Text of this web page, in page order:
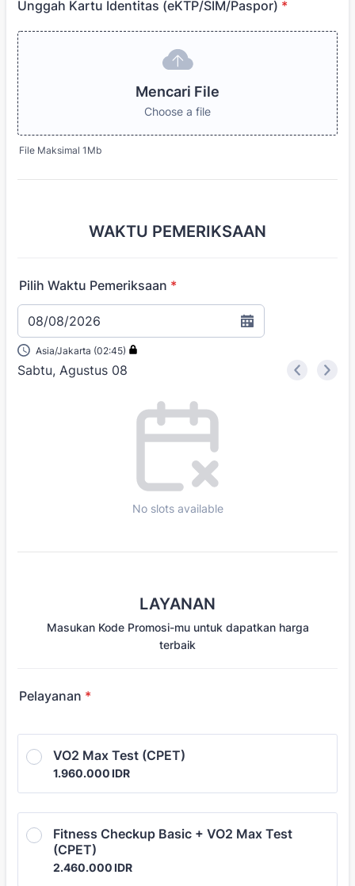
Unggah Kartu Identitas (eKTP/SIM/Paspor) *
Mencari File
Choose a file
File Maksimal 1Mb
WAKTU PEMERIKSAAN
Pilih Waktu Pemeriksaan *
08/08/2026
Sabtu, Agustus 08 < >
No slots available
Asia/Jakarta (02:45)
LAYANAN
Masukan Kode Promosi-mu untuk dapatkan harga
terbaik
Pelayanan *
VO2 Max Test (CPET)
1.960.000 IDR
1.960.000IDR
Fitness Checkup Basic + VO2 Max Test
(CPET)
2.460.000 IDR
2.460.000IDR